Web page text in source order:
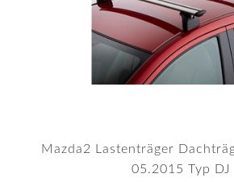
Mazda2 Lastenträger
05.2015 Typ DJ